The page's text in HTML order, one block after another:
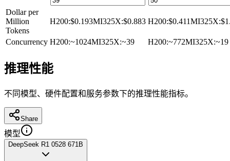
Dollar per
Million
Tokens
H200:$0.193MI325X:$0.883 H200:$0.411MI325X:
Concurrency H200:~1024MI325X:~39 H200:~772MI325X:~19
推理性能
不同模型、硬件配置和服务参数下的推理性能指标。
Share
模型
DeepSeek R1 0528 671B